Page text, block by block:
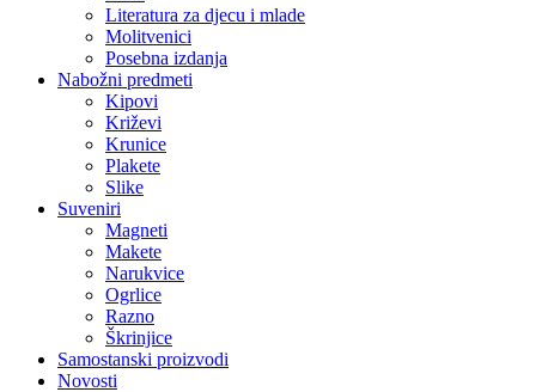
Literatura za djecu i mlade
Molitvenici
Posebna izdanja
Nabožni predmeti
Kipovi
Križevi
Krunice
Plakete
Slike
Suveniri
Magneti
Makete
Narukvice
Ogrlice
Razno
Škrinjice
Samostanski proizvodi
Novosti